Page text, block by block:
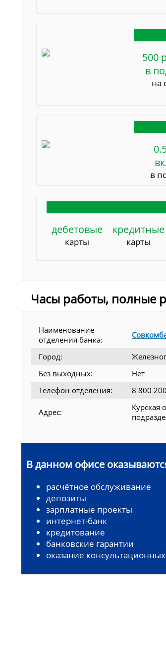
500
в
на
в
дебетовые
карты
кредитные
карты
Часы работы, полные
Наименование
отделения банка:
Город:
Без выходных:
Нет
Телефон отделения:
8 800
Адрес:
Курская
В данном офисе
расчётное обслуживание
депозиты
зарплатные проекты
интернет-банк
кредитование
банковские гарантии
оказание